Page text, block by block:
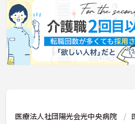
医療法人社団陽光会光中央病院